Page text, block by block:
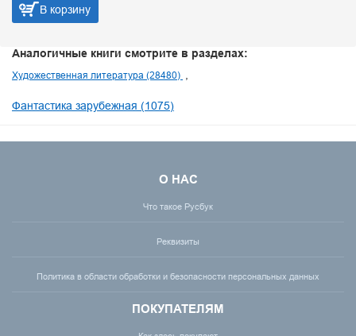
В корзину
Аналогичные книги смотрите в разделах:
Художественная литература (28480)
Фантастика зарубежная (1075)
О НАС
Что такое Русбук
Реквизиты
Политика в области обработки и безопасности персональных данных
ПОКУПАТЕЛЯМ